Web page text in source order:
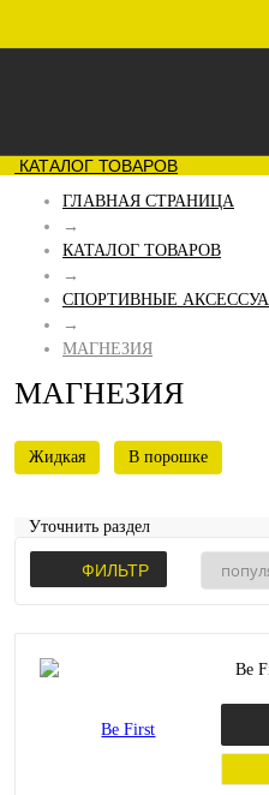
КАТАЛОГ ТОВАРОВ
ГЛАВНАЯ СТРАНИЦА
→
КАТАЛОГ ТОВАРОВ
→
СПОРТИВНЫЕ
→
МАГНЕЗИЯ
МАГНЕЗИЯ
Жидкая В порошке
Уточнить раздел
ФИЛЬТР
Be